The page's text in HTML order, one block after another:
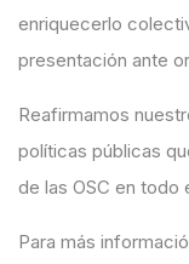
enriquecerlo
presentación ante
Reafirmamos
políticas públicas
de las OSC en todo
Para más